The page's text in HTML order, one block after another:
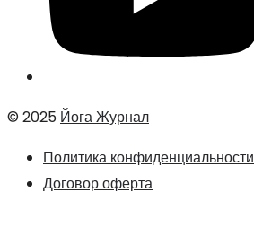
© 2025 Йога Журнал
Политика конфиденциальности
Договор оферта